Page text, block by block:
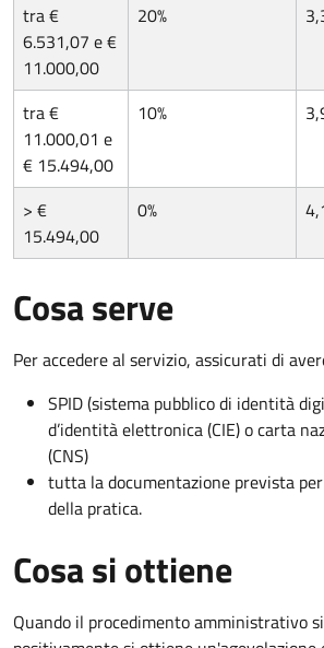
tra €
6.531,07 e €
11.000,00
20%
tra €
11.000,01 e
€ 15.494,00
10%
> €
15.494,00
0%
Cosa serve
Per accedere al servizio, assicurati di
SPID (sistema pubblico di identità
d’identità elettronica (CIE) o carta
(CNS)
tutta la documentazione prevista
della pratica.
Cosa si ottiene
Quando il procedimento amministrativo